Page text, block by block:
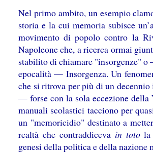
Nel primo ambito, un esempio
storia e la cui memoria subisce
movimento di popolo contro la
Napoleone che, a ricerca ormai
stabilito di chiamare "insorgenze"
epocalità — Insorgenza. Un
che si ritrova per più di un
— forse con la sola eccezione
manuali scolastici tacciono per
un "memoricidio" destinato a
realtà che contraddiceva in totola
genesi della politica e della nazione